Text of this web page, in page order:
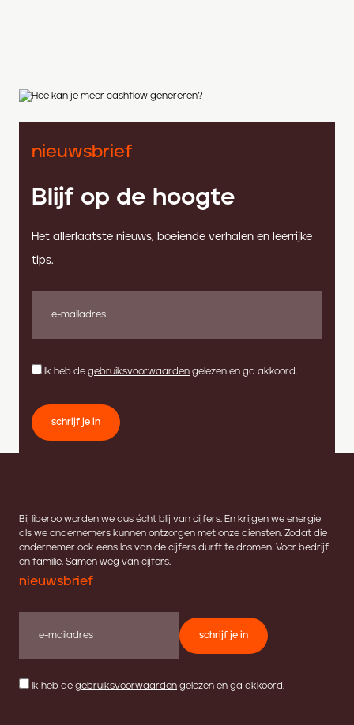
nieuwsbrief
Blijf op de hoogte
Het allerlaatste nieuws, boeiende verhalen en leerrijke
tips.
Ik heb de gebruiksvoorwaarden gelezen en ga akkoord.
schrijf je in
Bij liberoo worden we dus écht blij van cijfers. En krijgen we energie
als we ondernemers kunnen ontzorgen met onze diensten. Zodat die
ondernemer ook eens los van de cijfers durft te dromen. Voor bedrijf
en familie. Samen weg van cijfers.
nieuwsbrief
schrijf je in
Ik heb de gebruiksvoorwaarden gelezen en ga akkoord.